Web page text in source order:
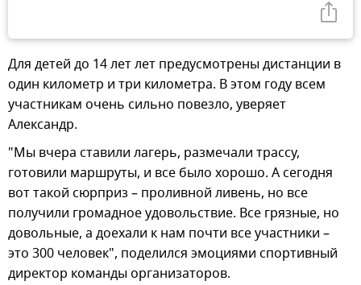
Для детей до 14 лет лет предусмотрены дистанции в
один километр и три километра. В этом году всем
участникам очень сильно повезло, уверяет
Александр.
"Мы вчера ставили лагерь, размечали трассу,
готовили маршруты, и все было хорошо. А сегодня
вот такой сюрприз – проливной ливень, но все
получили громадное удовольствие. Все грязные, но
довольные, а доехали к нам почти все участники –
это 300 человек", поделился эмоциями спортивный
директор команды организаторов.